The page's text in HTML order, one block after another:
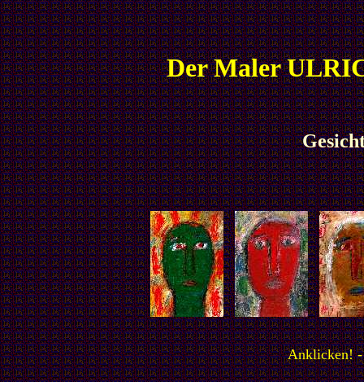
Der Maler
Anklicken!